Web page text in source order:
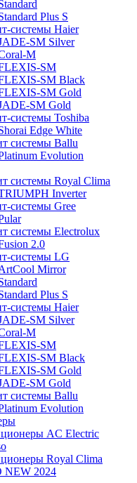
Plus S
системы Haier
SM Silver
M
SM
SM Black
SM Gold
SM Gold
системы Toshiba
Edge White
системы Ballu
Evolution
системы Royal Clima
Inverter
системы Gree
системы Electrolux
2.0
системы LG
Mirror
Plus S
системы Haier
SM Silver
M
SM
SM Black
SM Gold
SM Gold
системы Ballu
Evolution
AC Electric
Royal Clima
NEW 2024